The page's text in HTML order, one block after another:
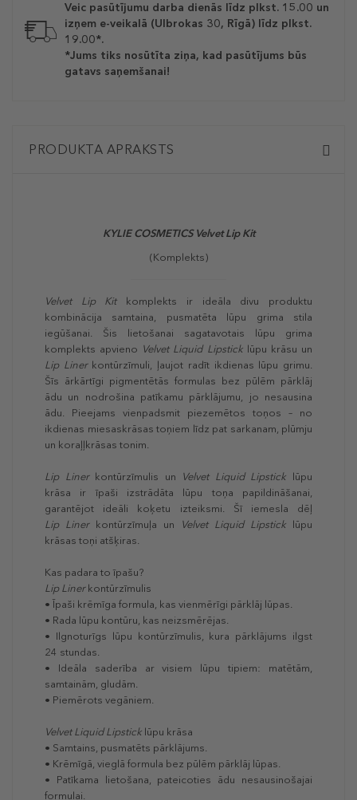
Veic pasūtījumu darba dienās līdz plkst. 15.00 un
izņem e-veikalā (Ulbrokas 30, Rīgā) līdz plkst.
19.00*.
*Jums tiks nosūtīta ziņa, kad pasūtījums būs
gatavs saņemšanai!
PRODUKTA APRAKSTS
KYLIE COSMETICS Velvet Lip Kit
(Komplekts)
Velvet Lip Kitkomplekts ir ideāla divu produktu
kombinācija samtaina, pusmatēta lūpu grima stila
iegūšanai. Šis lietošanai sagatavotais lūpu grima
komplekts apvieno Velvet Liquid Lipsticklūpu krāsu un
Lip Linerkontūrzīmuli, ļaujot radīt ikdienas lūpu grimu.
Šīs ārkārtīgi pigmentētās formulas bez pūlēm pārklāj
ādu un nodrošina patīkamu pārklājumu, jo nesausina
ādu. Pieejams vienpadsmit piezemētos toņos – no
ikdienas miesaskrāsas toņiem līdz pat sarkanam, plūmju
un koraļļkrāsas tonim.
Lip Linerkontūrzīmulis un Velvet Liquid Lipstick lūpu
krāsa ir īpaši izstrādāta lūpu toņa papildināšanai,
garantējot ideāli koķetu izteiksmi. Šī iemesla dēļ
Lip Linerkontūrzīmuļa un Velvet Liquid Lipstick lūpu
krāsas toņi atšķiras.
Kas padara to īpašu?
Lip Linerkontūrzīmulis
• Īpaši krēmīga formula, kas vienmērīgi pārklāj lūpas.
• Rada lūpu kontūru, kas neizsmērējas.
• Ilgnoturīgs lūpu kontūrzīmulis, kura pārklājums ilgst
24 stundas.
• Ideāla saderība ar visiem lūpu tipiem: matētām,
samtainām, gludām.
• Piemērots vegāniem.
Velvet Liquid Lipstick lūpu krāsa
• Samtains, pusmatēts pārklājums.
• Krēmīgā, vieglā formula bez pūlēm pārklāj lūpas.
• Patīkama lietošana, pateicoties ādu nesausinošajai
formulai.